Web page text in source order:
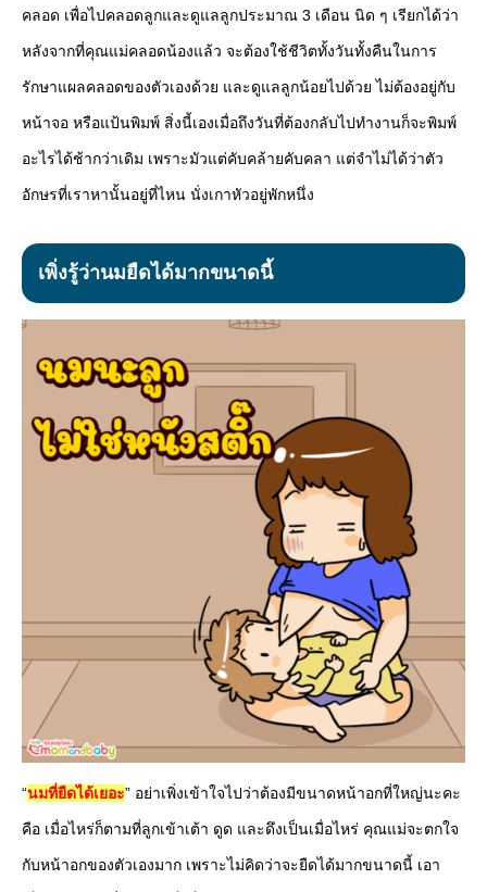
คลอด เพื่อไปคลอดลูกและดูแลลูกประมาณ 3 เดือน นิด ๆ เรียกได้ว่า
หลังจากที่คุณแม่คลอดน้องแล้ว จะต้องใช้ชีวิตทั้งวันทั้งคืนในการ
รักษาแผลคลอดของตัวเองด้วย และดูแลลูกน้อยไปด้วย ไม่ต้องอยู่กับ
หน้าจอ หรือแป้นพิมพ์ สิ่งนี้เองเมื่อถึงวันที่ต้องกลับไปทำงานก็จะพิมพ์
อะไรได้ช้ากว่าเดิม เพราะมัวแต่คับคล้ายคับคลา แต่จำไม่ได้ว่าตัว
อักษรที่เราหานั้นอยู่ที่ไหน นั่งเกาหัวอยู่พักหนึ่ง
เพิ่งรู้ว่านมยืดได้มากขนาดนี้
“นมที่ยืดได้เยอะ” อย่าเพิ่งเข้าใจไปว่าต้องมีขนาดหน้าอกที่ใหญ่นะคะ
คือ เมื่อไหร่ก็ตามที่ลูกเข้าเต้า ดูด และดึงเป็นเมื่อไหร่ คุณแม่จะตกใจ
กับหน้าอกของตัวเองมาก เพราะไม่คิดว่าจะยืดได้มากขนาดนี้ เอา